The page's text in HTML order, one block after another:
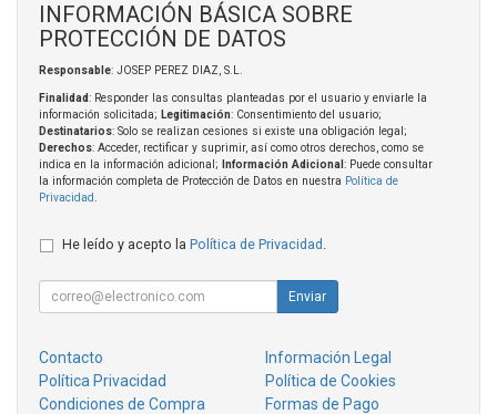
INFORMACIÓN BÁSICA SOBRE
PROTECCIÓN DE DATOS
Responsable: JOSEP PEREZ DIAZ, S.L.
Finalidad: Responder las consultas planteadas por el usuario y enviarle la
información solicitada; Legitimación: Consentimiento del usuario;
Destinatarios: Solo se realizan cesiones si existe una obligación legal;
Derechos: Acceder, rectificar y suprimir, así como otros derechos, como se
indica en la información adicional;
Información Adicional : Puede consultar
la información completa de Protección de Datos en nuestra Política de
Privacidad
He leído y acepto la Política de Privacidad .
Enviar
Contacto
Información Legal
Política Privacidad
Política de Cookies
Condiciones de Compra
Formas de Pago